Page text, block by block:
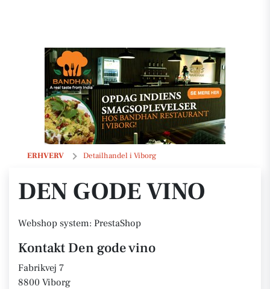
ERHVERV Detailhandel i Viborg
Den gode vino
DEN GODE VINO
Webshop system: PrestaShop
Kontakt Den gode vino
Fabrikvej 7
8800 Viborg